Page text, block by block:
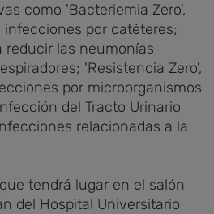
como 'Bacteriemia Zero',
infecciones por catéteres;
reducir las neumonías
'Resistencia Zero',
por microorganismos
del Tracto Urinario
relacionadas a la
tendrá lugar en el salón
del Hospital Universitario